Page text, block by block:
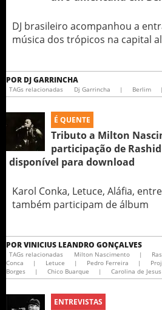
DJ brasileiro acompanhou a
música dos trópicos na capital
POR DJ GARRINCHA
TAGs relacionadas Dj Garrincha | Berlim |
É QUENTE
Tributo a Milton
participação de
disponível para download
Karol Conka, Letuce, Aláfia,
também participam de álbum
PORVINICIUS LEANDRO GONÇALVES
TAGs relacionadas Milton Nascimento |
Conca
| Letuce | Pedro Ferreira |
Borges
| Chico Buarque | Carolina de Jesus
ENTREVISTAS